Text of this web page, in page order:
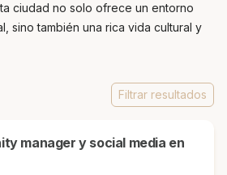
ciudad no solo ofrece un entorno
sino también una rica vida cultural y
Filtrar resultados